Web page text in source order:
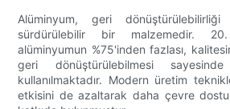
Alüminyum, geri
sürdürülebilir bir malzemedir.
alüminyumun %75'inden fazlası,
geri dönüştürülebilmesi
kullanılmaktadır. Modern üretim
etkisini de azaltarak daha çevre